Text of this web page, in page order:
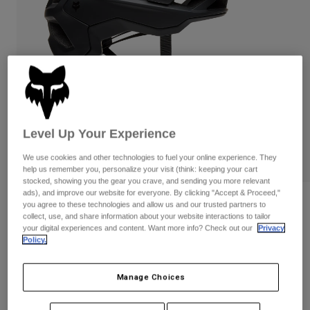
Byxor
Shorts
Jackor
Handskar
Skydd
Goggles
Strumpor
Tillbehör
Byxor
Handskar
Jackor
Strumpor
Väskor & tillbehör
Skjortor
Visa alla
Women
T-Shirts & Tops
Hoodies och pullovers
Jackor
Byxor & Shorts
Shirts
Visa alla
Youth
Skydd
Goggles
Sockor
Visa alla
Moto
Hjälmar
Jerseys
Pants
Botas
Goggles
Recensioner
Speedframe Solid hjälm
Produktnummer33497
1.499 kr
Level Up Your Experience
We use cookies and other technologies to fuel your online experience. They
help us remember you, personalize your visit (think: keeping your cart
stocked, showing you the gear you crave, and sending you more relevant
ads), and improve our website for everyone. By clicking "Accept & Proceed,"
you agree to these technologies and allow us and our trusted partners to
collect, use, and share information about your website interactions to tailor
your digital experiences and content. Want more info? Check out our
Privacy
Policy.
Manage Choices